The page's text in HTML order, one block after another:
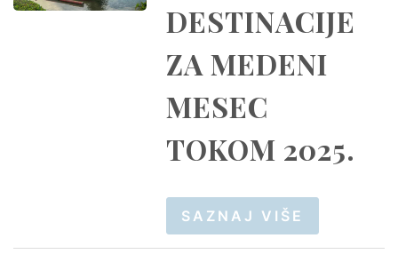
DESTINACIJE
ZA MEDENI
MESEC
TOKOM 2025.
SAZNAJ VIŠE